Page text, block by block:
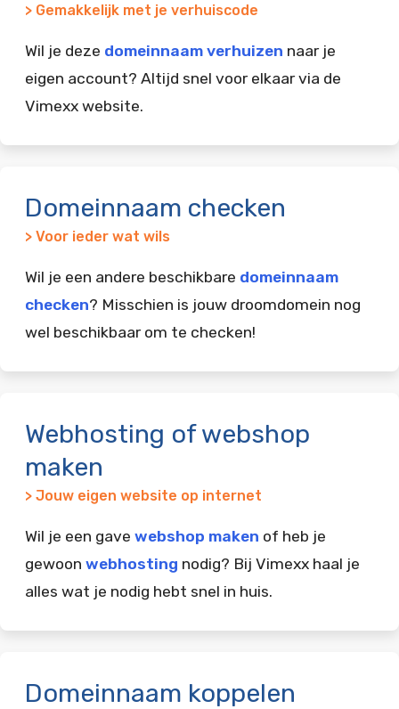
> Gemakkelijk met je verhuiscode
Wil je deze domeinnaam verhuizen naar je
eigen account? Altijd snel voor elkaar via de
Vimexx website.
Domeinnaam checken
> Voor ieder wat wils
Wil je een andere beschikbare domeinnaam
checken? Misschien is jouw droomdomein nog
wel beschikbaar om te checken!
Webhosting of webshop
maken
> Jouw eigen website op internet
Wil je een gave webshop maken of heb je
gewoon webhosting nodig? Bij Vimexx haal je
alles wat je nodig hebt snel in huis.
Domeinnaam koppelen